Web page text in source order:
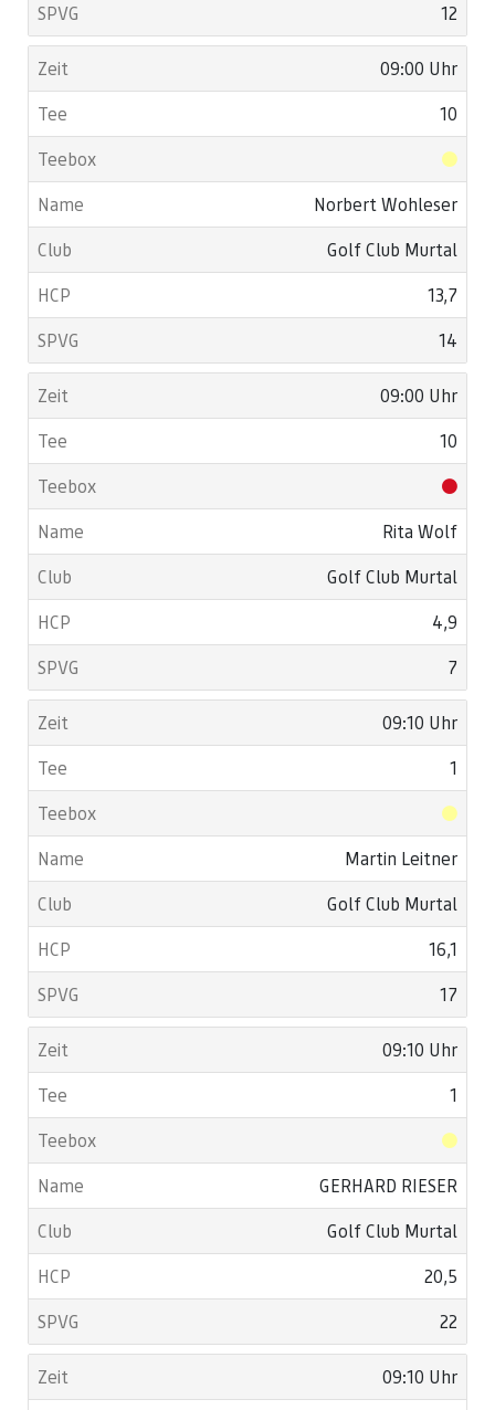
12
09:00 Uhr
10
Norbert Wohleser
Golf Club Murtal
13,7
14
09:00 Uhr
10
Rita Wolf
Golf Club Murtal
4,9
7
09:10 Uhr
1
Martin Leitner
Golf Club Murtal
16,1
17
09:10 Uhr
1
GERHARD RIESER
Golf Club Murtal
20,5
22
09:10 Uhr